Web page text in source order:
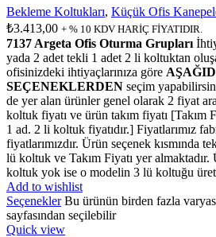
Bekleme Koltukları, Küçük Ofis
₺3.413,00 + % 10 KDV HARİÇ FİYATIDIR.
7137 Argeta Ofis Oturma Grupları
yada 2 adet tekli 1 adet 2 li koltuktan
ofisinizdeki ihtiyaçlarınıza göre
SEÇENEKLERDEN seçim
de yer alan ürünler genel olarak 2 fiyat
koltuk fiyatı ve ürün takım fiyatı [Takım
1 ad. 2 li koltuk fiyatıdır.] Fiyatlarımız
fiyatlarımızdır. Ürün seçenek kısmında
lü koltuk ve Takım Fiyatı yer
koltuk yok ise o modelin 3 lü koltuğu
Add to wishlist
Seçenekler Bu ürünün birden fazla
sayfasından seçilebilir
Quick view